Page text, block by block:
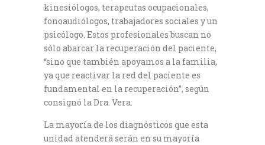
kinesiólogos, terapeutas ocupacionales,
fonoaudiólogos, trabajadores sociales y un
psicólogo. Estos profesionales buscan no
sólo abarcar la recuperación del paciente,
“sino que también apoyamos a la familia,
ya que reactivar la red del paciente es
fundamental en la recuperación”, según
consignó la Dra. Vera.
La mayoría de los diagnósticos que esta
unidad atenderá serán en su mayoría